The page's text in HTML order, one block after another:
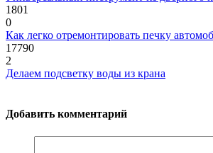
1801
0
Как легко отремонтировать печку
17790
2
Делаем подсветку воды из крана
Добавить комментарий